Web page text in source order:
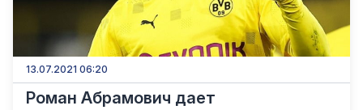
13.07.2021 06:20
Роман Абрамович дает